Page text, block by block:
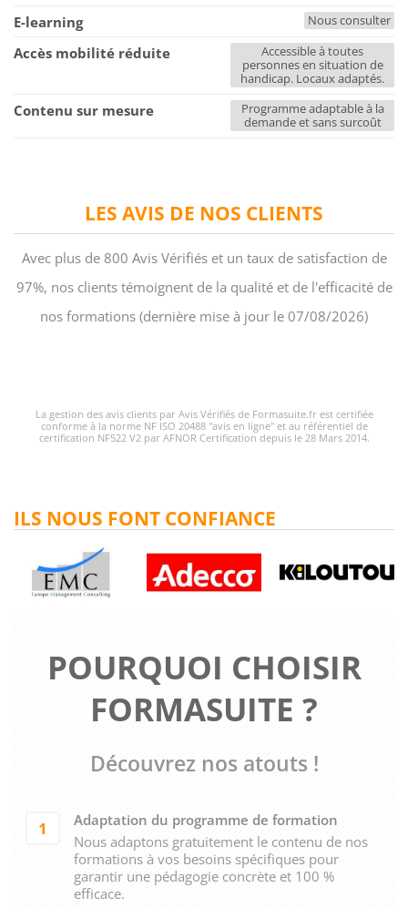
LES AVIS DE NOS CLIENTS
Avec plus de 800 Avis Vérifiés et un taux de satisfaction de
97%, nos clients témoignent de la qualité et de l'efficacité de
nos formations (dernière mise à jour le 07/08/2026)
La gestion des avis clients par Avis Vérifiés de Formasuite.fr est certifiée
conforme à la norme NF ISO 20488 "avis en ligne" et au référentiel de
certification NF522 V2 par AFNOR Certification depuis le 28 Mars 2014.
POURQUOI CHOISIR
FORMASUITE ?
Découvrez nos atouts !
1
Adaptation du programme de formation
Nous adaptons gratuitement le contenu de nos
formations à vos besoins spécifiques pour
garantir une pédagogie concrète et 100 %
efficace.
ILS NOUS FONT CONFIANCE
E-learning Nous consulter
Accès mobilité réduite
Accessible à toutes
personnes en situation de
handicap. Locaux adaptés.
Contenu sur mesure
Programme adaptable à la
demande et sans surcoût